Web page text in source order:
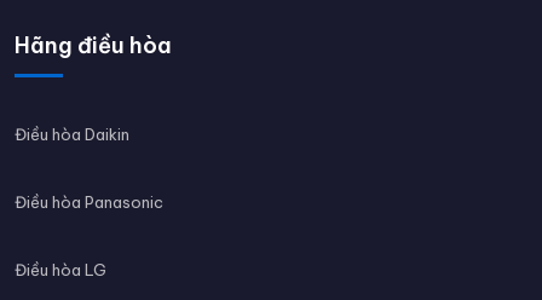
Hãng điều hòa
Điều hòa Daikin
Điều hòa Panasonic
Điều hòa LG